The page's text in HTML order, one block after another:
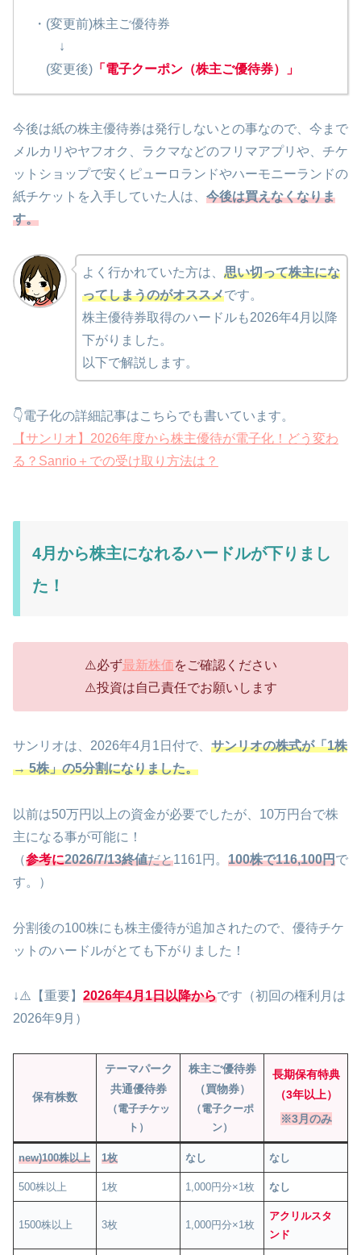
・(変更前)株主ご優待券
↓
(変更後) 「電子クーポン（株主ご優待券）」
今後は紙の株主優待券は発行しないとの事なので、今まで
メルカリやヤフオク、ラクマなどのフリマアプリや、チケ
ットショップで安くピューロランドやハーモニーランドの
紙チケットを入手していた人は、 今後は買えなくなりま
す。
よく行かれていた方は、 思い切って株主にな
ってしまうのがオススメです。
株主優待券取得のハードルも2026年4月以降
下がりました。
以下で解説します。
👇電子化の詳細記事はこちらでも書いています。
【サンリオ】2026年度から株主優待が電子化！どう変わ
る？Sanrio＋での受け取り方法は？
4月から株主になれるハードルが下りまし
た！
⚠️必ず最新株価をご確認ください
⚠️投資は自己責任でお願いします
サンリオは、2026年4月1日付で、 サンリオの株式が「1株
→ 5株」の5分割になりました。
以前は50万円以上の資金が必要でしたが、10万円台で株
主になる事が可能に！
（参考に2026/7/13終値だと1161円。 100株で116,100円で
す。）
分割後の100株にも株主優待が追加されたので、優待チケ
ットのハードルがとても下がりました！
↓⚠️【重要】 2026年4月1日以降からです（初回の権利月は
2026年9月）
保有株数
テーマパーク
共通優待券
（電子チケッ
ト）
株主ご優待券
（買物券）
（電子クーポ
ン）
長期保有特典
（3年以上）
※3月のみ
new)100株以上 1枚 なし なし
500株以上 1枚 1,000円分×1枚 なし
1500株以上 3枚 1,000円分×1枚
アクリルスタ
ンド